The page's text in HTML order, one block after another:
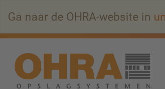
Ga naar de OHRA-website in